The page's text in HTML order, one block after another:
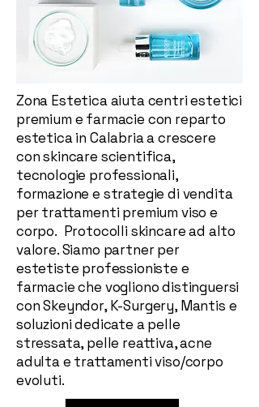
Zona Estetica aiuta centri estetici
premium e farmacie con reparto
estetica in Calabria a crescere
con skincare scientifica,
tecnologie professionali,
formazione e strategie di vendita
per trattamenti premium viso e
corpo. Protocolli skincare ad alto
valore. Siamo partner per
estetiste professioniste e
farmacie che vogliono distinguersi
con Skeyndor, K-Surgery, Mantis e
soluzioni dedicate a pelle
stressata, pelle reattiva, acne
adulta e trattamenti viso/corpo
evoluti.